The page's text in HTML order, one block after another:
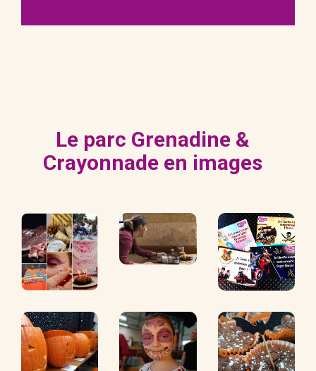
Le parc Grenadine &
Crayonnade en images